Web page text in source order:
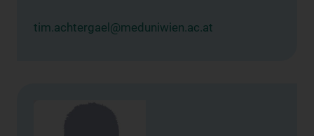
tim.achtergael@meduniwien.ac.at